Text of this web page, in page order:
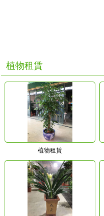
植物租賃
植物租賃